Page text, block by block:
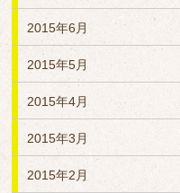
2015年6月
2015年5月
2015年4月
2015年3月
2015年2月